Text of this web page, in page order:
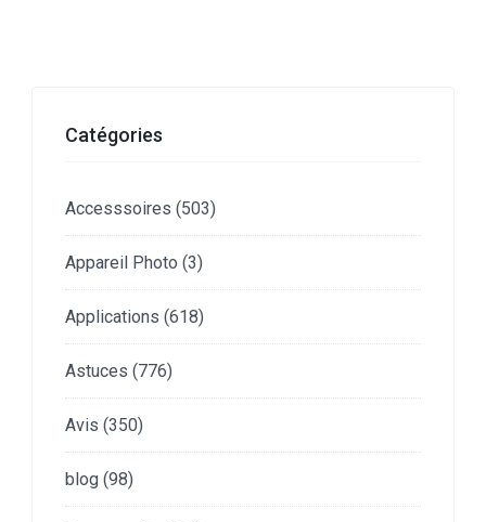
Catégories
Accesssoires (503)
Appareil Photo (3)
Applications (618)
Astuces (776)
Avis (350)
blog (98)